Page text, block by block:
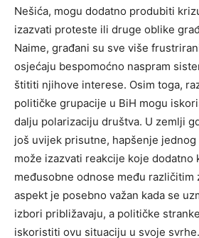
Nešića, mogu dodatno produbiti
izazvati proteste ili druge oblike
Naime, građani su sve više
osjećaju bespomoćno naspram
štititi njihove interese. Osim toga,
političke grupacije u BiH mogu
dalju polarizaciju društva. U zemlji
još uvijek prisutne, hapšenje
može izazvati reakcije koje dodatno
međusobne odnose među različitim
aspekt je posebno važan kada se
izbori približavaju, a političke
iskoristiti ovu situaciju u svoje svrhe.